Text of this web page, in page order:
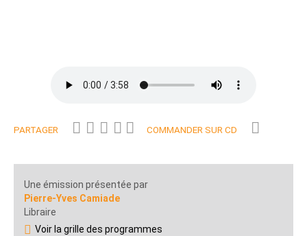
PARTAGER COMMANDER SUR CD
Une émission présentée par
Pierre-Yves Camiade
Libraire
Voir la grille des programmes